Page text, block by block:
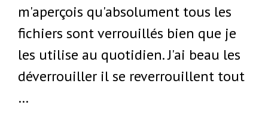
m'aperçois qu'absolument tous les
fichiers sont verrouillés bien que je
les utilise au quotidien. J'ai beau les
déverrouiller il se reverrouillent tout
…